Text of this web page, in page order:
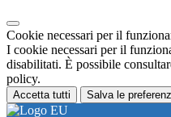
Cookie necessari per il
I cookie necessari per il
disabilitati. È possibile
policy.
Accetta tutti Salva le